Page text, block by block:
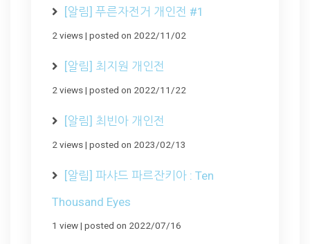
[알림] 푸른자전거 개인전 #1
2 views| posted on 2022/11/02
[알림] 최지원 개인전
2 views| posted on 2022/11/22
[알림] 최빈아 개인전
2 views| posted on 2023/02/13
[알림] 파샤드 파르잔키아 : Ten
Thousand Eyes
1 view| posted on 2022/07/16